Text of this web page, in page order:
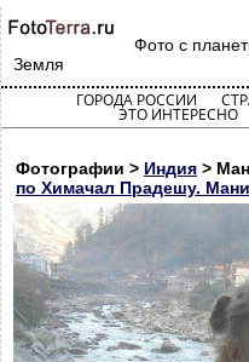
Фото с
Земля
ГОРОДА РОССИИ
ЭТО ИНТЕРЕСНО
Фотографии > Индия >
по Химачал Прадешу.